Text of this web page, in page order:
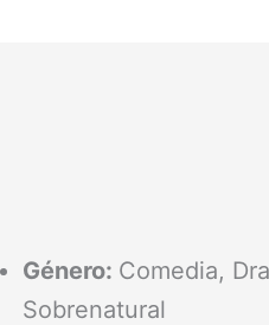
Género: Comedia,
Sobrenatural